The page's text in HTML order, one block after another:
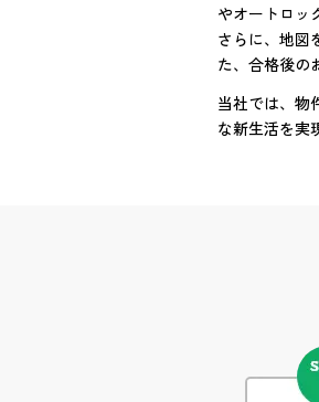
やオートロッ
さらに、地図
た、合格後の
当社では、物
な新生活を実